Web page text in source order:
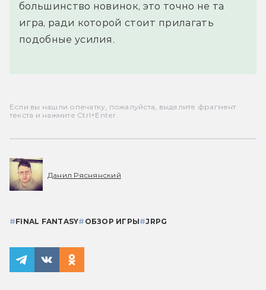
большинство новинок, это точно не та
игра, ради которой стоит прилагать
подобные усилия.
Если вы нашли опечатку, пожалуйста, выделите фрагмент
текста и нажмите Ctrl+Enter.
Данил Ряснянский
#FINAL FANTASY# ОБЗОР ИГРЫ#JRPG